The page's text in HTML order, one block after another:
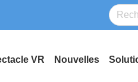
VR Nouvelles